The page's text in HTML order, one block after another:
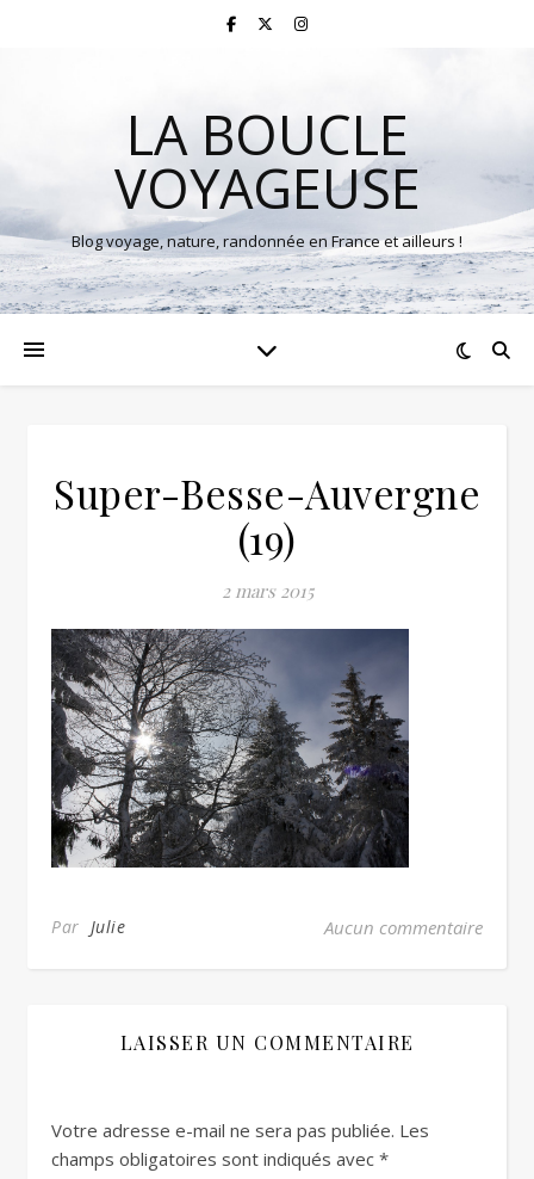
LA BOUCLE
VOYAGEUSE
Blog voyage, nature, randonnée en France et ailleurs !
Super-Besse-Auvergne
(19)
2 mars 2015
Par Julie Aucun commentaire
LAISSER UN COMMENTAIRE
Votre adresse e-mail ne sera pas publiée. Les
champs obligatoires sont indiqués avec *